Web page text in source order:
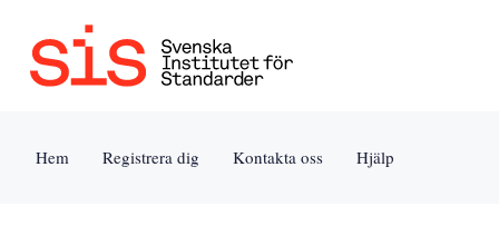
Jump
Tillgänglighet
Användarvillkor
Hem Registrera dig Kontakta oss Hjälp